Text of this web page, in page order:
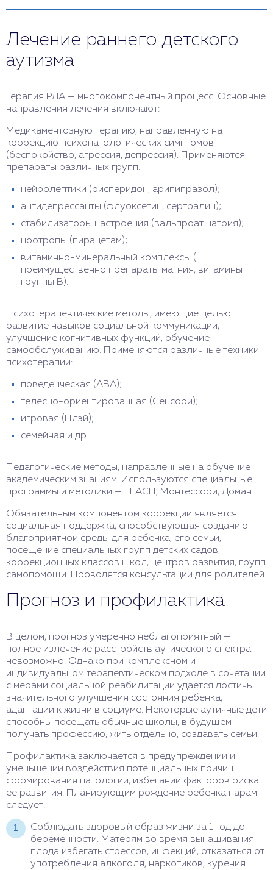
Лечение раннего детского
аутизма
Терапия РДА — многокомпонентный процесс. Основные
направления лечения включают:
Медикаментозную терапию, направленную на
коррекцию психопатологических симптомов
(беспокойство, агрессия, депрессия). Применяются
препараты различных групп:
нейролептики (рисперидон, арипипразол);
антидепрессанты (флуоксетин, сертралин);
стабилизаторы настроения (вальпроат натрия);
ноотропы (пирацетам);
витаминно-минеральный комплексы (
преимущественно препараты магния, витамины
группы В).
Психотерапевтические методы, имеющие целью
развитие навыков социальной коммуникации,
улучшение когнитивных функций, обучение
самообслуживанию. Применяются различные техники
психотерапии:
поведенческая (ABA);
телесно-ориентированная (Сенсори);
игровая (Плэй);
семейная и др.
Педагогические методы, направленные на обучение
академическим знаниям. Используются специальные
программы и методики — ТЕАСН, Монтессори, Доман.
Обязательным компонентом коррекции является
социальная поддержка, способствующая созданию
благоприятной среды для ребенка, его семьи,
посещение специальных групп детских садов,
коррекционных классов школ, центров развития, групп
самопомощи. Проводятся консультации для родителей.
Прогноз и профилактика
В целом, прогноз умеренно неблагоприятный —
полное излечение расстройств аутического спектра
невозможно. Однако при комплексном и
индивидуальном терапевтическом подходе в сочетании
с мерами социальной реабилитации удается достичь
значительного улучшения состояния ребенка,
адаптации к жизни в социуме. Некоторые аутичные дети
способны посещать обычные школы, в будущем —
получать профессию, жить отдельно, создавать семьи.
Профилактика заключается в предупреждении и
уменьшении воздействия потенциальных причин
формирования патологии, избегании факторов риска
ее развития. Планирующим рождение ребенка парам
следует:
Соблюдать здоровый образ жизни за 1 год до
беременности. Матерям во время вынашивания
плода избегать стрессов, инфекций, отказаться от
употребления алкоголя, наркотиков, курения.